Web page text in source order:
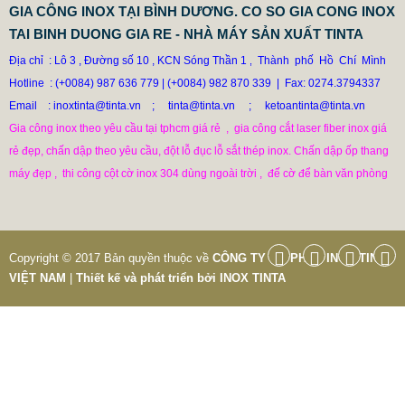
GIA CÔNG INOX TẠI BÌNH DƯƠNG. CO SO GIA CONG INOX
TAI BINH DUONG GIA RE - NHÀ MÁY SẢN XUẤT TINTA
Địa chỉ  : Lô 3 , Đường số 10 , KCN Sóng Thần 1
Thành  phố  Hồ  Chí  Mình
Hotline : (+0084) 987 636 779
(+0084) 982 870 339  |  Fax: 0274.3794337
Email    : inoxtinta@tinta.vn    ;
tinta@tinta.vn     ;     ketoantinta@tinta.vn
Gia công inox theo yêu cầu tại tphcm giá rẻ  ,  gia công cắt laser fiber inox giá
rẻ đẹp, chấn dập theo yêu cầu, đột lỗ đục lỗ sắt thép inox. Chấn dập ốp thang
máy đẹp ,  thi công cột cờ inox 304 dùng ngoài trời ,  đế cờ để bàn văn phòng
Copyright © 2017 Bản quyền thuộc về CÔNG TY CỔ PHẦN INOX TINTA
VIỆT NAM
Thiết kế và phát triển bởi INOX TINTA